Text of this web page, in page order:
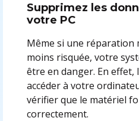
Supprimez les
votre PC
Même si une réparation
moins risquée, votre
être en danger. En effet,
accéder à votre
vérifier que le matériel
correctement.